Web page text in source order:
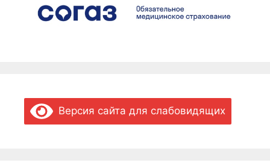
Версия сайта для слабовидящих